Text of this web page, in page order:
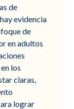
de
evidencia
de
en adultos
los
claras,
lograr